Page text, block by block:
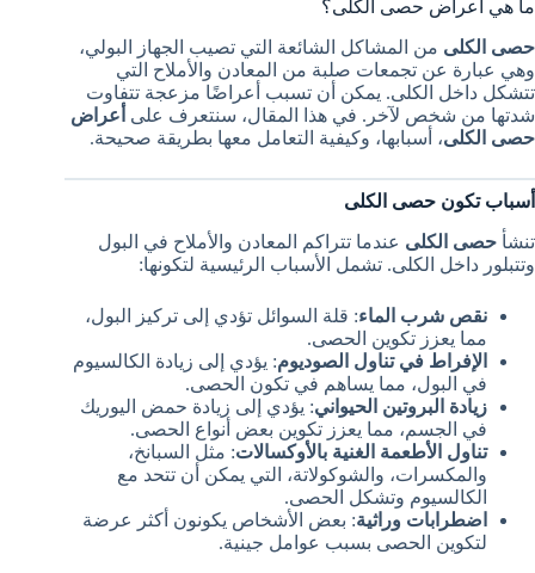
ما هي أعراض حصى الكلى؟
حصى الكلى من المشاكل الشائعة التي تصيب الجهاز البولي،
وهي عبارة عن تجمعات صلبة من المعادن والأملاح التي
تتشكل داخل الكلى. يمكن أن تسبب أعراضًا مزعجة تتفاوت
شدتها من شخص لآخر. في هذا المقال، سنتعرف على أعراض
حصى الكلى، أسبابها، وكيفية التعامل معها بطريقة صحيحة.
أسباب تكون حصى الكلى
تنشأ حصى الكلى عندما تتراكم المعادن والأملاح في البول
وتتبلور داخل الكلى. تشمل الأسباب الرئيسية لتكونها:
نقص شرب الماء: قلة السوائل تؤدي إلى تركيز البول،
مما يعزز تكوين الحصى.
الإفراط في تناول الصوديوم: يؤدي إلى زيادة الكالسيوم
في البول، مما يساهم في تكون الحصى.
زيادة البروتين الحيواني: يؤدي إلى زيادة حمض اليوريك
في الجسم، مما يعزز تكوين بعض أنواع الحصى.
تناول الأطعمة الغنية بالأوكسالات: مثل السبانخ،
والمكسرات، والشوكولاتة، التي يمكن أن تتحد مع
الكالسيوم وتشكل الحصى.
اضطرابات وراثية: بعض الأشخاص يكونون أكثر عرضة
لتكوين الحصى بسبب عوامل جينية.